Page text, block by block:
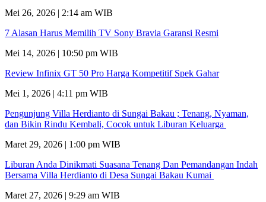
Mei 26, 2026 | 2:14 am WIB
7 Alasan Harus Memilih TV Sony Bravia Garansi Resmi
Mei 14, 2026 | 10:50 pm WIB
Review Infinix GT 50 Pro Harga Kompetitif Spek Gahar
Mei 1, 2026 | 4:11 pm WIB
Pengunjung Villa Herdianto di Sungai Bakau ; Tenang, Nyaman,
dan Bikin Rindu Kembali, Cocok untuk Liburan Keluarga
Maret 29, 2026 | 1:00 pm WIB
Liburan Anda Dinikmati Suasana Tenang Dan Pemandangan Indah
Bersama Villa Herdianto di Desa Sungai Bakau Kumai
Maret 27, 2026 | 9:29 am WIB